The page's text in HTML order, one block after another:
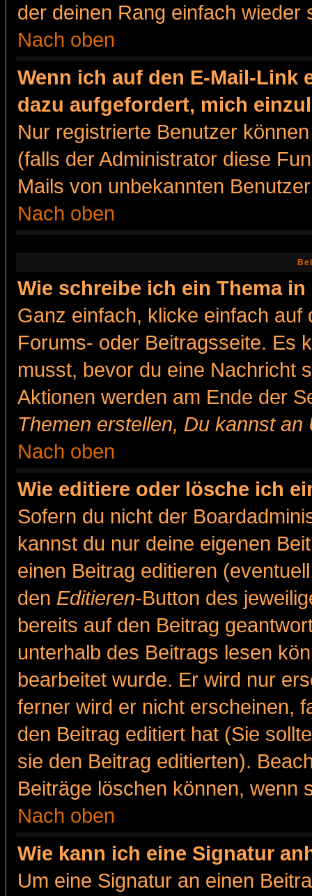
der deinen Rang einfach wieder
Nach oben
Wenn ich auf den E-Mail-Link
dazu aufgefordert, mich
Nur registrierte Benutzer
(falls der Administrator diese
Mails von unbekannten
Nach oben
Wie schreibe ich ein Thema
Ganz einfach, klicke einfach
Forums- oder Beitragsseite. Es
musst, bevor du eine Nachricht
Aktionen werden am Ende der
Themen erstellen, Du kannst
Nach oben
Wie editiere oder lösche ich
Sofern du nicht der
kannst du nur deine eigenen
einen Beitrag editieren
den Editieren-Button des
bereits auf den Beitrag
unterhalb des Beitrags lesen
bearbeitet wurde. Er wird nur
ferner wird er nicht erscheinen,
den Beitrag editiert hat (Sie
sie den Beitrag editierten).
Beiträge löschen können, wenn
Nach oben
Wie kann ich eine Signatur
Um eine Signatur an einen